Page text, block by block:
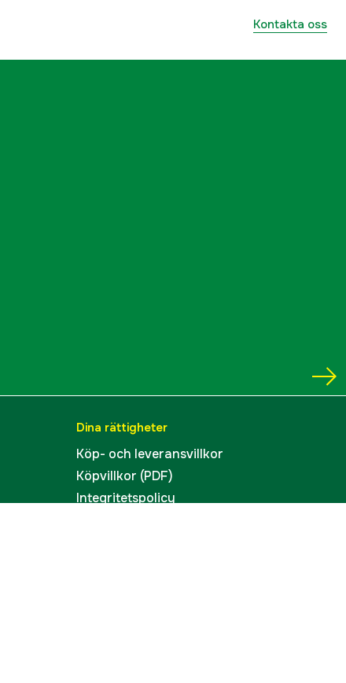
Kontakta oss
Dina rättigheter
Köp- och leveransvillkor
Köpvillkor (PDF)
Integritetspolicy